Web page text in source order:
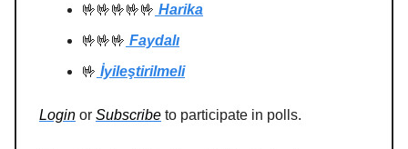
🤟🤟🤟🤟🤟 Harika
🤟🤟🤟 Faydalı
🤟 İyileştirilmeli
Login or Subscribe to participate in polls.